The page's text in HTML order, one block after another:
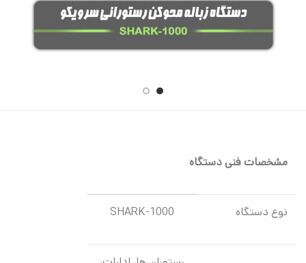
مشخصات فنی دستگاه
نوع دستگاه SHARK-1000